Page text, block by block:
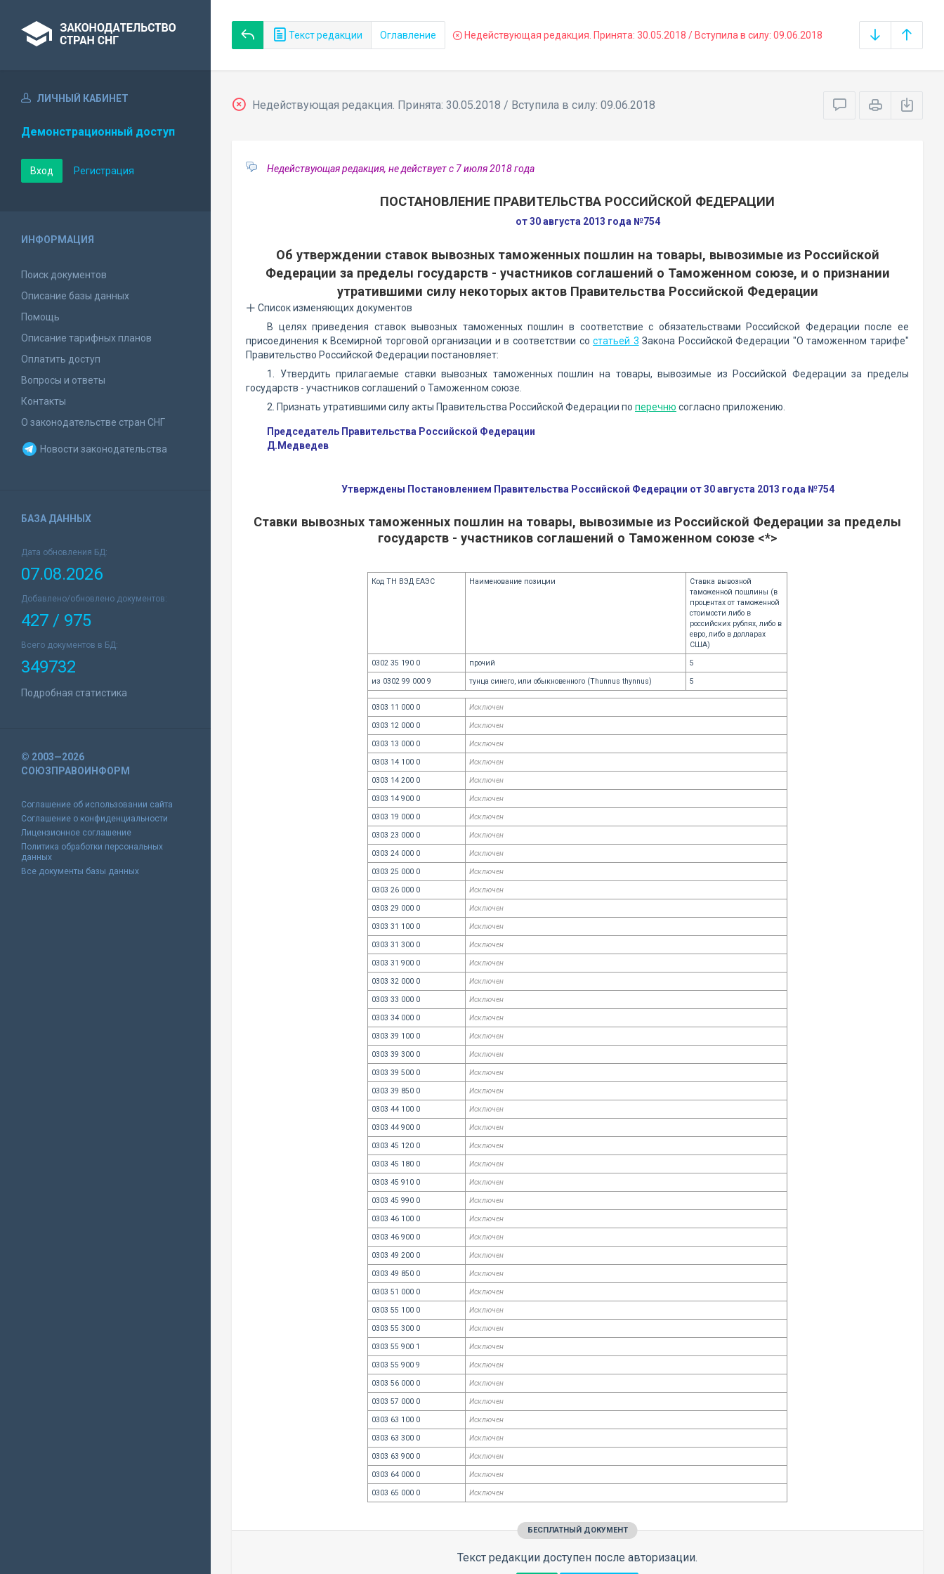
Текст редакции Оглавление Недействующая редакция. Принята: 30.05.2018 / Вступила в силу: 09.06.2018
ЛИЧНЫЙ КАБИНЕТ
Демонстрационный доступ
Вход Регистрация
ИНФОРМАЦИЯ
Поиск документов
Описание базы данных
Помощь
Описание тарифных планов
Оплатить доступ
Вопросы и ответы
Контакты
О законодательстве стран СНГ
Новости законодательства
БАЗА ДАННЫХ
Дата обновления БД:
07.08.2026
Добавлено/обновлено документов:
427 / 975
Всего документов в БД:
349732
Подробная статистика
© 2003—2026
СОЮЗПРАВОИНФОРМ
Соглашение об использовании сайта
Соглашение о конфиденциальности
Лицензионное соглашение
Политика обработки персональных
данных
Все документы базы данных
Недействующая редакция. Принята: 30.05.2018 / Вступила в силу: 09.06.2018
Недействующая редакция, не действует с 7 июля 2018 года
ПОСТАНОВЛЕНИЕ ПРАВИТЕЛЬСТВА РОССИЙСКОЙ ФЕДЕРАЦИИ
от 30 августа 2013 года №754
Об утверждении ставок вывозных таможенных пошлин на товары, вывозимые из Российской
Федерации за пределы государств - участников соглашений о Таможенном союзе, и о признании
утратившими силу некоторых актов Правительства Российской Федерации
Список изменяющих документов
В целях приведения ставок вывозных таможенных пошлин в соответствие с обязательствами Российской Федерации после ее
присоединения к Всемирной торговой организации и в соответствии состатьей 3 Закона Российской Федерации "О таможенном тарифе"
Правительство Российской Федерации постановляет:
1. Утвердить прилагаемые ставки вывозных таможенных пошлин на товары, вывозимые из Российской Федерации за пределы
государств - участников соглашений о Таможенном союзе.
2. Признать утратившими силу акты Правительства Российской Федерации по перечню согласно приложению.
Председатель Правительства Российской Федерации
Д.Медведев
Утверждены Постановлением Правительства Российской Федерации от 30 августа 2013 года №754
Ставки вывозных таможенных пошлин на товары, вывозимые из Российской Федерации за пределы
государств - участников соглашений о Таможенном союзе <*>
Код ТН ВЭД ЕАЭС Наименование позиции
Ставка вывозной
таможенной пошлины (в
процентах от таможенной
стоимости либо в
российских рублях, либо в
евро, либо в долларах
США)
0302 35 190 0
прочий
5
из 0302 99 000 9
тунца синего, или обыкновенного (Thunnus thynnus) 5
0303 11 000 0
Исключен
0303 12 000 0
Исключен
0303 13 000 0
Исключен
0303 14 100 0
Исключен
0303 14 200 0
Исключен
0303 14 900 0
Исключен
0303 19 000 0
Исключен
0303 23 000 0
Исключен
0303 24 000 0
Исключен
0303 25 000 0
Исключен
0303 26 000 0
Исключен
0303 29 000 0
Исключен
0303 31 100 0
Исключен
0303 31 300 0
Исключен
0303 31 900 0
Исключен
0303 32 000 0
Исключен
0303 33 000 0
Исключен
0303 34 000 0
Исключен
0303 39 100 0
Исключен
0303 39 300 0
Исключен
0303 39 500 0
Исключен
0303 39 850 0
Исключен
0303 44 100 0
Исключен
0303 44 900 0
Исключен
0303 45 120 0
Исключен
0303 45 180 0
Исключен
0303 45 910 0
Исключен
0303 45 990 0
Исключен
0303 46 100 0
Исключен
0303 46 900 0
Исключен
0303 49 200 0
Исключен
0303 49 850 0
Исключен
0303 51 000 0
Исключен
0303 55 100 0
Исключен
0303 55 300 0
Исключен
0303 55 900 1
Исключен
0303 55 900 9
Исключен
0303 56 000 0
Исключен
0303 57 000 0
Исключен
0303 63 100 0
Исключен
0303 63 300 0
Исключен
0303 63 900 0
Исключен
0303 64 000 0
Исключен
0303 65 000 0
Исключен
БЕСПЛАТНЫЙ ДОКУМЕНТ
Текст редакции доступен после авторизации.